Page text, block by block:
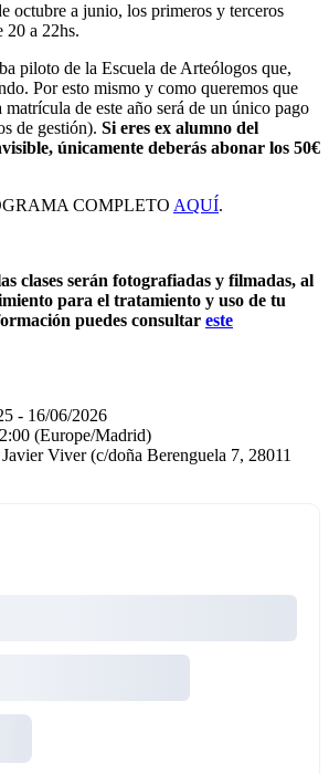
octubre a junio, los primeros y terceros
20 a 22hs.
piloto de la Escuela de Arteólogos que,
Por esto mismo y como queremos que
de este año será de un único pago
de gestión). Si eres ex alumno del
únicamente deberás abonar los 50€
COMPLETO AQUÍ.
clases serán fotografiadas y filmadas, al
para el tratamiento y uso de tu
puedes consultar este
- 16/06/2026
(Europe/Madrid)
Viver (c/doña Berenguela 7, 28011